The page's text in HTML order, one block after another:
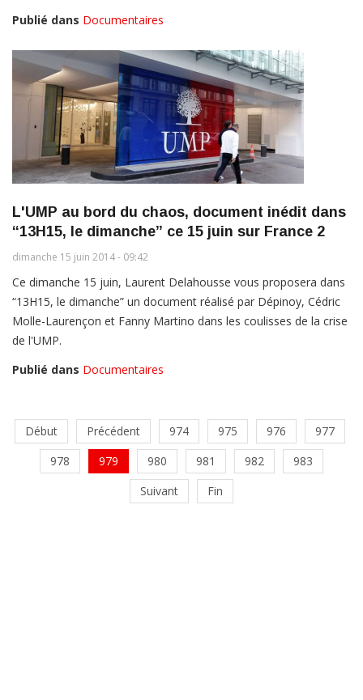
Publié dans Documentaires
L'UMP au bord du chaos, document inédit dans
“13H15, le dimanche” ce 15 juin sur France 2
dimanche 15 juin 2014 - 09:42
Ce dimanche 15 juin, Laurent Delahousse vous proposera dans
“13H15, le dimanche” un document réalisé par Dépinoy, Cédric
Molle-Laurençon et Fanny Martino dans les coulisses de la crise
de l'UMP.
Publié dans Documentaires
Début Précédent 974 975 976
977
978
979 980 981 982
983
Suivant
Fin